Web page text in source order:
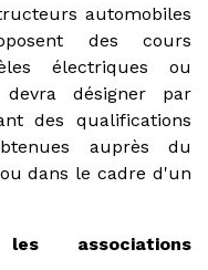
automobiles
des cours
électriques ou
devra désigner par
des qualifications
auprès du
dans le cadre d'un
associations